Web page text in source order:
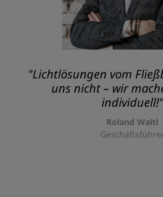
"Lichtlösungen vom
uns nicht – wir
individuell!"
Roland Waltl